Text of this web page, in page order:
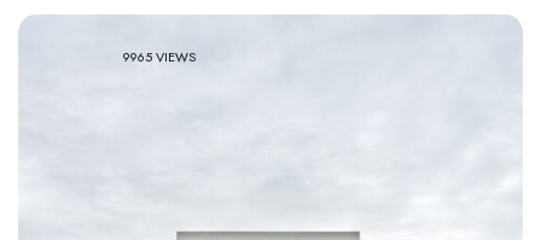
9965 VIEWS